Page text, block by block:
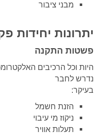
מבני ציבור
יתרונות יחידות
פשטות התקנה
היות וכל הרכיבים
נדרש לחבר
בעיקר:
הזנת חשמל
ניקוז מי עיבוי
תעלות אוויר